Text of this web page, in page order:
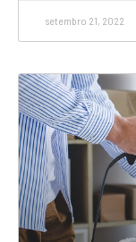
setembro 21, 2022